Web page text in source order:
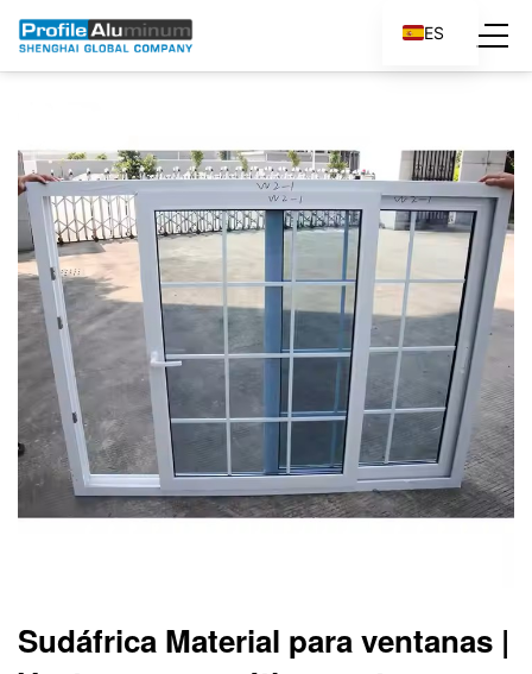
Sudáfrica Material para ventanas |
ES
EN